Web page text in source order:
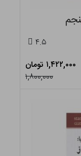
۴.۵
۱,۴۲۲,۰۰۰ تومان
۱,۸۰۰,۰۰۰